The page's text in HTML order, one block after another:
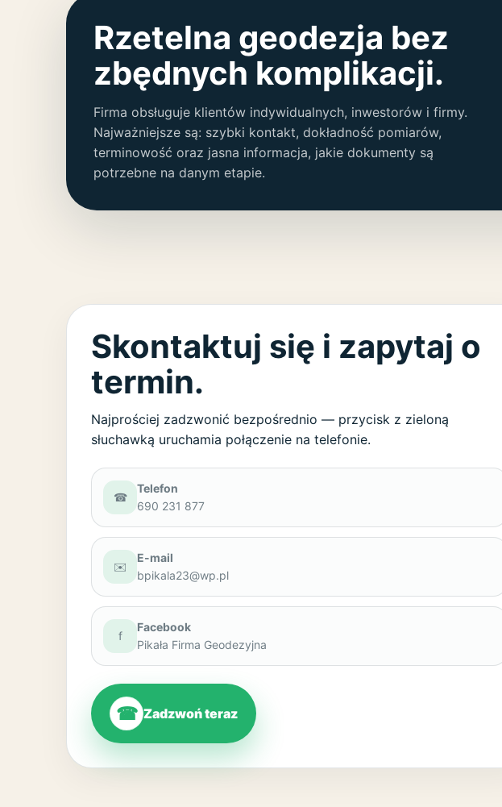
Rzetelna geodezja bez
zbędnych komplikacji.
Firma obsługuje klientów indywidualnych, inwestorów i firmy.
Najważniejsze są: szybki kontakt, dokładność pomiarów,
terminowość oraz jasna informacja, jakie dokumenty są
potrzebne na danym etapie.
Skontaktuj się i zapytaj o
termin.
Najprościej zadzwonić bezpośrednio — przycisk z zieloną
słuchawką uruchamia połączenie na telefonie.
☎
Telefon
690 231 877
✉️
E-mail
bpikala23@wp.pl
f
Facebook
Pikała Firma Geodezyjna
☎ Zadzwoń teraz